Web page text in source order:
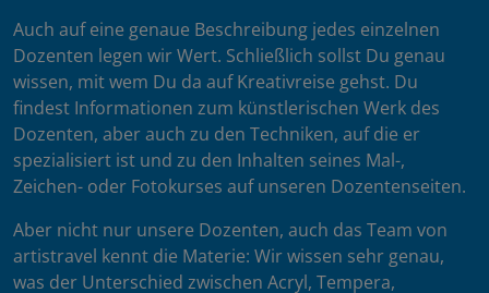
Auch auf eine genaue Beschreibung jedes einzelnen
Dozenten legen wir Wert. Schließlich sollst Du genau
wissen, mit wem Du da auf Kreativreise gehst. Du
findest Informationen zum künstlerischen Werk des
Dozenten, aber auch zu den Techniken, auf die er
spezialisiert ist und zu den Inhalten seines Mal-,
Zeichen- oder Fotokurses auf unseren Dozentenseiten.
Aber nicht nur unsere Dozenten, auch das Team von
artistravel kennt die Materie: Wir wissen sehr genau,
was der Unterschied zwischen Acryl, Tempera,